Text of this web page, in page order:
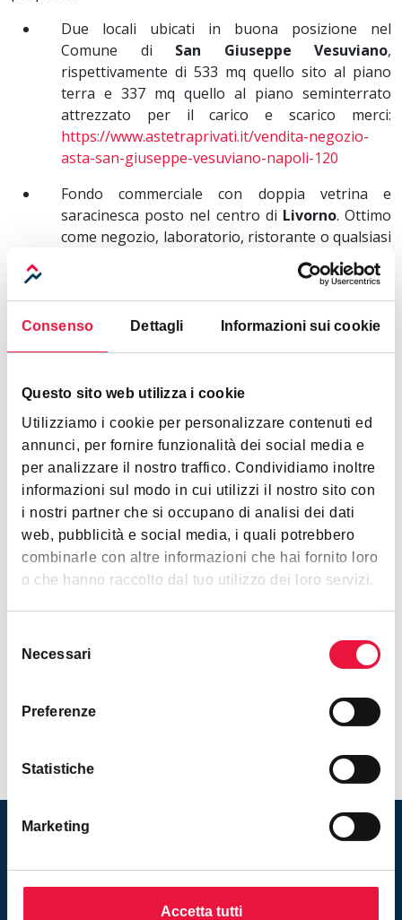
Consenso Dettagli Informazioni sui cookie
Questo sito web utilizza i cookie
Utilizziamo i cookie per personalizzare contenuti ed
annunci, per fornire funzionalità dei social media e
per analizzare il nostro traffico. Condividiamo inoltre
informazioni sul modo in cui utilizzi il nostro sito con
i nostri partner che si occupano di analisi dei dati
web, pubblicità e social media, i quali potrebbero
combinarle con altre informazioni che hai fornito loro
o che hanno raccolto dal tuo utilizzo dei loro servizi.
delNecessari
Preferenze
Statistiche
Marketing
Accetta tutti
Due locali ubicati in buona posizione nel
Comune di San Giuseppe Vesuviano,
rispettivamente di 533 mq quello sito al piano
terra e 337 mq quello al piano seminterrato
attrezzato per il carico e scarico merci:
https://www.astetraprivati.it/vendita-negozio-
asta-san-giuseppe-vesuviano-napoli-120
Fondo commerciale con doppia vetrina e
saracinesca posto nel centro di Livorno. Ottimo
come negozio, laboratorio, ristorante o qualsiasi
attività aperta al pubblico:
https://www.astetraprivati.it/vendita-negozio-
asta-livorno-152
Fondo commerciale a pochi passi da Piazza dei
Priori, nel centro storico diVolterra. Immobile
buona visibilità:
https://www.astetraprivati.it/vendita-negozio-
asta-volterra-pisa-17
Unità commerciale formata da negozio di 325
mq, grande magazzino di 120 mq e garage in
uno dei centri agricolo-industriali più conosciuti
dell’Umbria,Marsciano
https://www.astetraprivati.it/vendita-negozio-
asta-marsciano-perugia-240
Terzigno
, in prossimità del Parco nazionale del
https://www.astetraprivati.it/vendita-
Rimani aggiornato sulle nuove
vendite! Iscriviti alla newsletter